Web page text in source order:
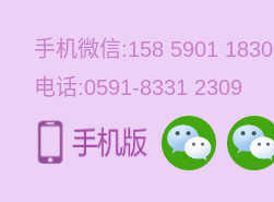
手机微信:158 5901 1830
电话:0591-8331 2309